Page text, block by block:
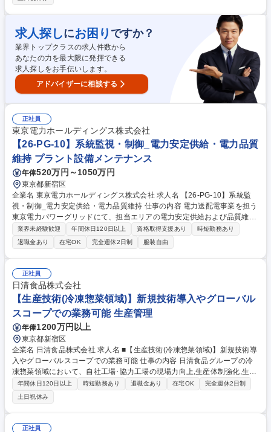
細】※旅行会社や各関係先と協業 イベント内容企画立案、オリジナルグッ
ズ製作/ゲスト関連書類作成（招待状・申込書・お礼状等）/観光プラン作
成、席次作成、パーティー料理選定/景品、賞品選定および手配、ゲストト
ピックス作成、ゴルフ組み合わせ作成/参加ホスト向けオリエンテーション
実施、配布パンフレット作成/提供サンプル手配 等 募集職種 ★【東京】イ
ベント担当
求人探しにお困り ですか？
業界トップクラスの求人件数から
あなたの力を最大限に発揮できる
求人探しをお手伝いします。
アドバイザーに相談する
正社員
東京電力ホールディングス株式会社
【26-PG-10】系統監視・制御_電力安定供給・電力品質
維持 プラント設備メンテナンス
年俸520万円～1050万円
東京都新宿区
企業名 東京電力ホールディングス株式会社 求人名 【26-PG-10】系統監
視・制御_電力安定供給・電力品質維持 仕事の内容 電力送配電事業を担う
東京電力パワーグリッドにて、担当エリアの電力安定供給および品質維持
を目的とした以下業務をご経験に応じてご担当。 ■電力系統の監視・制御
業務：発電所、送電線、変電所から構成される 担当エリアの電力系統全体
を監視し、電圧の変化・電力の流れをリアルタイムで監視・制御。 ■事
故・トラブル対応：事故やトラブル発生時には、チームメンバーと連携の
上、迅速・適確に復旧操作を実施(色の違いを判断した、緊急なシステム
操作あり) ■社内への情報発信：電力系統の異常時や事故発生時に発生状
況、復旧見込みなどを迅速に社内共有し、関係箇所との協力体制の強化を
行う。 募集職種 【26-PG-10】系統監視・制御_電力安定供給・電力品質
維持
業界未経験歓迎 年間休日120日以上 資格取得支援あり
時短勤務あり
退職金あり
在宅OK 完全週休2日制 服装自由
正社員
日清食品株式会社
【生産技術(冷凍惣菜領域)】新規技術導入やグローバル
スコープでの業務可能 生産管理
年俸1200万円以上
東京都新宿区
企業名 日清食品株式会社 求人名 ■【生産技術(冷凍惣菜領域)】新規技術導
入やグローバルスコープでの業務可能 仕事の内容 日清食品グループの冷
凍惣菜領域において、自社工場･協力工場の現場力向上,生産体制強化,生産
技術高度化,総菜製造の生産工程の導入や高度な工場経営を管理職の立場か
ら推進いただくことを期待します。 【具体的には】■低温工場の本社生産
管理 ■低温工場の作業平準の立案～更新 ■自社工場･協力工場を含めた安
全･品質面の指導,管理,運用提案･実装 ■新製品等のライン選定,設備投資案
の立案･実行 ■将来の生産体制の検討,事業会社への提案,生産体制構築 ■自
年間休日120日以上 時短勤務あり 退職金あり 在宅OK
完全週休2日制
土日祝休み
正社員